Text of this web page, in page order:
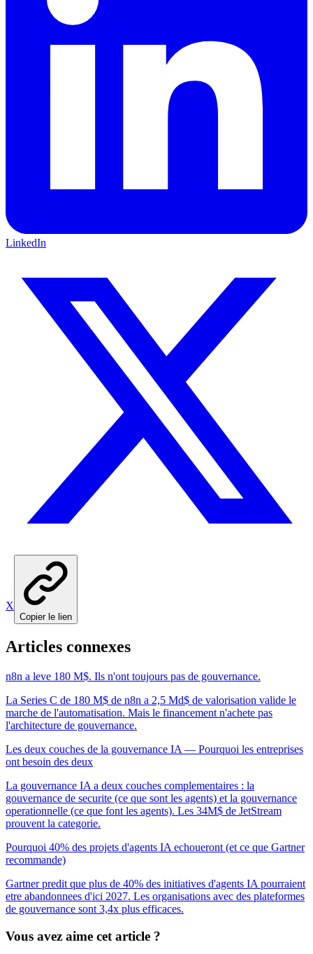
LinkedIn
X
Copier le lien
Articles connexes
n8n a leve 180 M$. Ils n'ont toujours pas de gouvernance.
La Series C de 180 M$ de n8n a 2,5 Md$ de valorisation valide le
marche de l'automatisation. Mais le financement n'achete pas
l'architecture de gouvernance.
Les deux couches de la gouvernance IA — Pourquoi les entreprises
ont besoin des deux
La gouvernance IA a deux couches complementaires : la
gouvernance de securite (ce que sont les agents) et la gouvernance
operationnelle (ce que font les agents). Les 34M$ de JetStream
prouvent la categorie.
Pourquoi 40% des projets d'agents IA echoueront (et ce que Gartner
recommande)
Gartner predit que plus de 40% des initiatives d'agents IA pourraient
etre abandonnees d'ici 2027. Les organisations avec des plateformes
de gouvernance sont 3,4x plus efficaces.
Vous avez aime cet article ?